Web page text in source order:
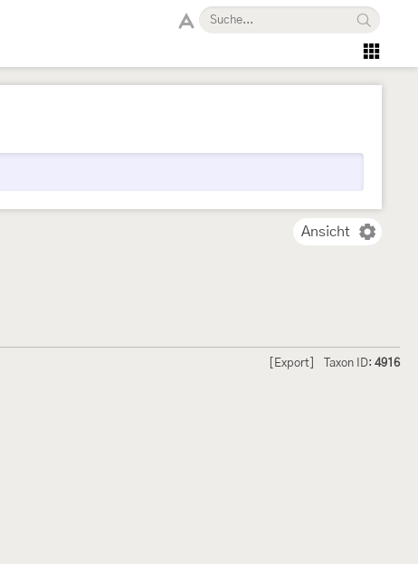
Ansicht
Taxon ID: 4916
[Export]